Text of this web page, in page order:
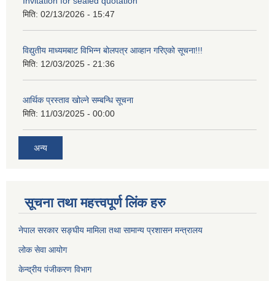
मिति: 02/13/2026 - 15:47
विद्युतीय माध्यमबाट विभिन्न बोलपत्र आव्हान गरिएको सूचना!!!
मिति: 12/03/2025 - 21:36
आर्थिक प्रस्ताव खोल्ने सम्बन्धि सूचना
मिति: 11/03/2025 - 00:00
अन्य
सूचना तथा महत्त्वपूर्ण लिंक हरु
नेपाल सरकार सङ्घीय मामिला तथा सामान्य प्रशासन मन्त्रालय
लोक सेवा आयोग
केन्द्रीय पंजीकरण विभाग